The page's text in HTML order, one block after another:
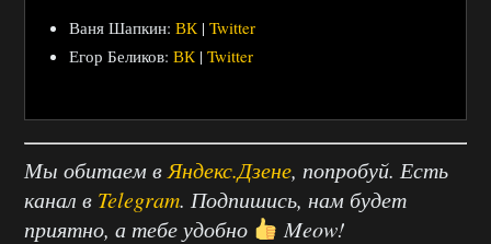
Ваня Шапкин: ВК | Twitter
Егор Беликов: ВК | Twitter
Мы обитаем в Яндекс.Дзене, попробуй. Есть
канал в Telegram. Подпишись, нам будет
приятно, а тебе удобно
Meow!